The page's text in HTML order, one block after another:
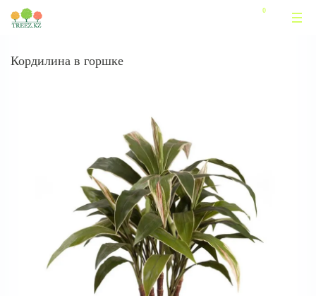
Кордилина в горшке